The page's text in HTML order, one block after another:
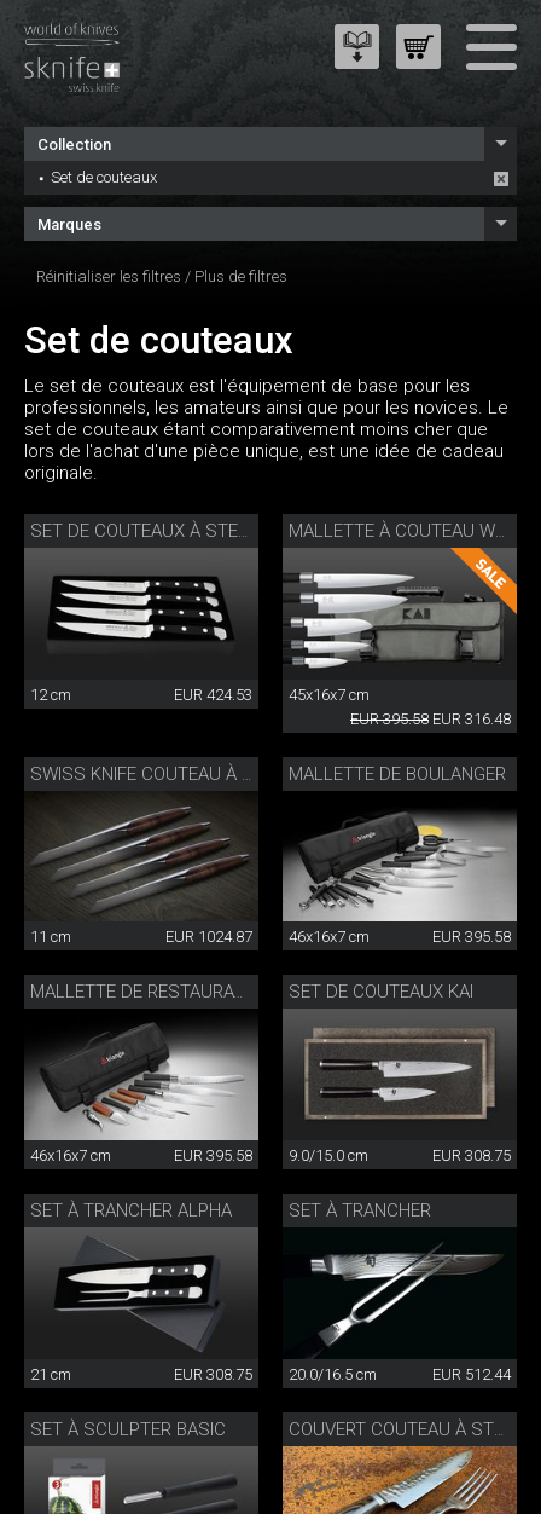
Collection
Set de couteaux
Marques
Réinitialiser les filtres / Plus de filtres
Set de couteaux
Le set de couteaux est l'équipement de base pour les
professionnels, les amateurs ainsi que pour les novices. Le
set de couteaux étant comparativement moins cher que
lors de l'achat d'une pièce unique, est une idée de cadeau
originale.
SET DE COUTEAUX À STEAK PORTERHOUSE
12 cm EUR 424.53
MALLETTE À COUTEAU WASABI
45x16x7 cm
EUR 395.58 EUR 316.48
11 cm EUR 1024.87
MALLETTE DE BOULANGER
46x16x7 cm EUR 395.58
MALLETTE DE RESTAURATION
46x16x7 cm EUR 395.58
SET DE COUTEAUX KAI
9.0/15.0 cm EUR 308.75
SET À TRANCHER ALPHA
21 cm EUR 308.75
SET À TRANCHER
20.0/16.5 cm EUR 512.44
SET À SCULPTER BASIC